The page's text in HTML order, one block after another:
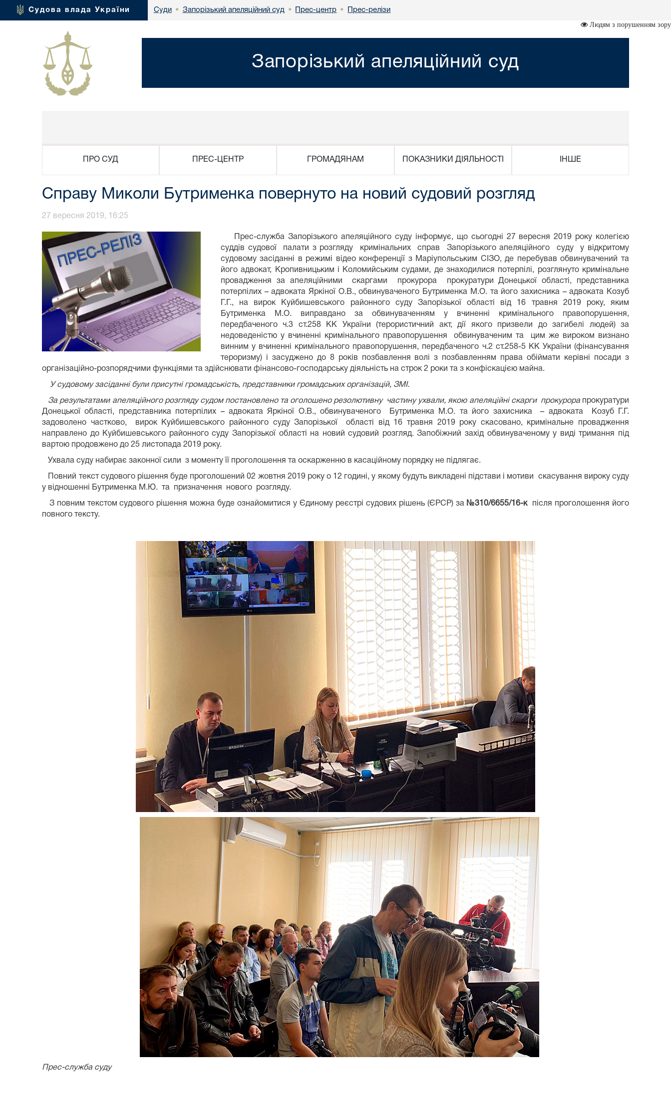
Судова влада України Суди • Запорізький апеляційний суд • Прес-центр • Прес-релізи
Людям з порушенням зору
Запорізький апеляційний суд
ПРО СУД ПРЕС-ЦЕНТР ГРОМАДЯНАМ ПОКАЗНИКИ ДІЯЛЬНОСТІ ІНШЕ
Справу Миколи Бутрименка повернуто на новий судовий розгляд
27 вересня 2019, 16:25
Прес-служба Запорізького апеляційного суду інформує, що сьогодні 27 вересня 2019 року колегією
суддів судової палати з розгляду кримінальних справ Запорізького апеляційного суду у відкритому
судовому засіданні в режимі відео конференції з Маріупольським СІЗО, де перебував обвинувачений та
його адвокат, Кропивницьким і Коломийським судами, де знаходилися потерпілі, розглянуто кримінальне
провадження за апеляційними скаргами прокурора прокуратури Донецької області, представника
потерпілих – адвоката Яркіної О.В., обвинуваченого Бутрименка М.О. та його захисника – адвоката Козуб
Г.Г., на вирок Куйбишевського районного суду Запорізької області від 16 травня 2019 року, яким
Бутрименка М.О. виправдано за обвинуваченням у вчиненні кримінального правопорушення,
передбаченого ч.3 ст.258 КК України (терористичний акт, дії якого призвели до загибелі людей) за
недоведеністю у вчиненні кримінального правопорушення обвинуваченим та цим же вироком визнано
винним у вчиненні кримінального правопорушення, передбаченого ч.2 ст.258-5 КК України (фінансування
тероризму) і засуджено до 8 років позбавлення волі з позбавленням права обіймати керівні посади з
організаційно-розпорядчими функціями та здійснювати фінансово-господарську діяльність на строк 2 роки та з конфіскацією майна.
У судовому засіданні були присутні громадськість, представники громадських організацій, ЗМІ.
За результатами апеляційного розгляду судом постановлено та оголошено резолютивну частину ухвали, якою апеляційні скарги прокурорапрокуратури
Донецької області, представника потерпілих – адвоката Яркіної О.В., обвинуваченого Бутрименка М.О. та його захисника – адвоката Козуб Г.Г.
задоволено частково, вирок Куйбишевського районного суду Запорізької області від 16 травня 2019 року скасовано, кримінальне провадження
направлено до Куйбишевського районного суду Запорізької області на новий судовий розгляд. Запобіжний захід обвинуваченому у виді тримання під
вартою продовжено до 25 листопада 2019 року.
Ухвала суду набирає законної сили з моменту її проголошення та оскарженню в касаційному порядку не підлягає.
Повний текст судового рішення буде проголошений 02 жовтня 2019 року о 12 годині, у якому будуть викладені підстави і мотиви скасування вироку суду
у відношенні Бутрименка М.Ю. та призначення нового розгляду.
З повним текстом судового рішення можна буде ознайомитися у Єдиному реєстрі судових рішень (ЄРСР) за №310/6655/16-к
після проголошення його
повного тексту.
Прес-служба суду